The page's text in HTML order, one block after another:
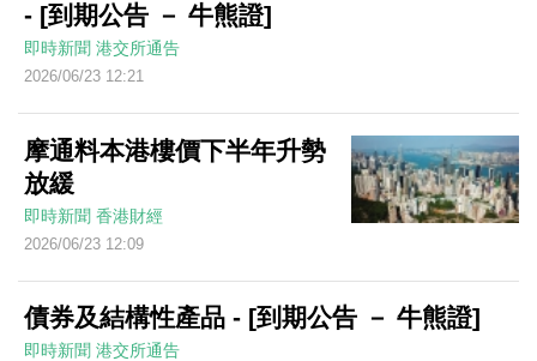
- [到期公告 － 牛熊證]
即時新聞 港交所通告
2026/06/23 12:21
摩通料本港樓價下半年升勢
放緩
即時新聞 香港財經
2026/06/23 12:09
債券及結構性產品 - [到期公告 － 牛熊證]
即時新聞 港交所通告